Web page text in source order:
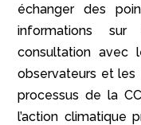
échanger des
informations
consultation avec
observateurs et les
processus de la
l’action climatique